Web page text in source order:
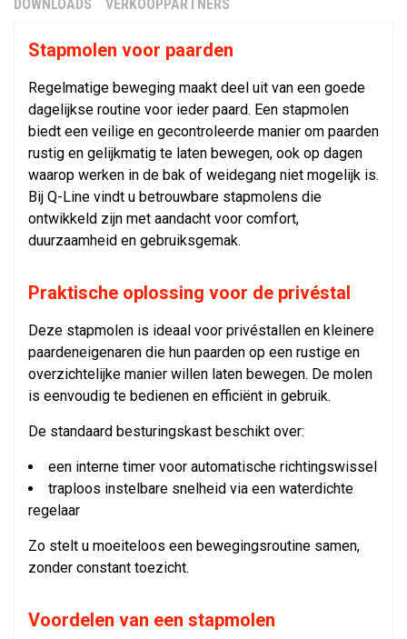
DOWNLOADS
VERKOOPPARTNERS
Stapmolen voor paarden
Regelmatige beweging maakt deel uit van een goede
dagelijkse routine voor ieder paard. Een stapmolen
biedt een veilige en gecontroleerde manier om paarden
rustig en gelijkmatig te laten bewegen, ook op dagen
waarop werken in de bak of weidegang niet mogelijk is.
Bij Q-Line vindt u betrouwbare stapmolens die
ontwikkeld zijn met aandacht voor comfort,
duurzaamheid en gebruiksgemak.
Praktische oplossing voor de privéstal
Deze stapmolen is ideaal voor privéstallen en kleinere
paardeneigenaren die hun paarden op een rustige en
overzichtelijke manier willen laten bewegen. De molen
is eenvoudig te bedienen en efficiënt in gebruik.
De standaard besturingskast beschikt over:
een interne timer voor automatische richtingswissel
traploos instelbare snelheid via een waterdichte
regelaar
Zo stelt u moeiteloos een bewegingsroutine samen,
zonder constant toezicht.
Voordelen van een stapmolen